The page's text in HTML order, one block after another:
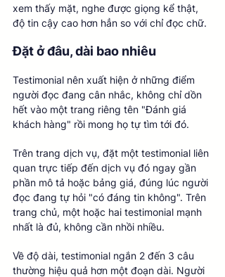
xem thấy mặt, nghe được giọng kể thật,
độ tin cậy cao hơn hẳn so với chỉ đọc chữ.
Đặt ở đâu, dài bao nhiêu
Testimonial nên xuất hiện ở những điểm
người đọc đang cân nhắc, không chỉ dồn
hết vào một trang riêng tên "Đánh giá
khách hàng" rồi mong họ tự tìm tới đó.
Trên trang dịch vụ, đặt một testimonial liên
quan trực tiếp đến dịch vụ đó ngay gần
phần mô tả hoặc bảng giá, đúng lúc người
đọc đang tự hỏi "có đáng tin không". Trên
trang chủ, một hoặc hai testimonial mạnh
nhất là đủ, không cần nhồi nhiều.
Về độ dài, testimonial ngắn 2 đến 3 câu
thường hiệu quả hơn một đoạn dài. Người